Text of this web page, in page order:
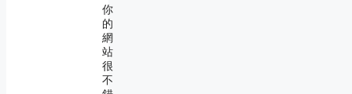
你
的
網
站
很
不